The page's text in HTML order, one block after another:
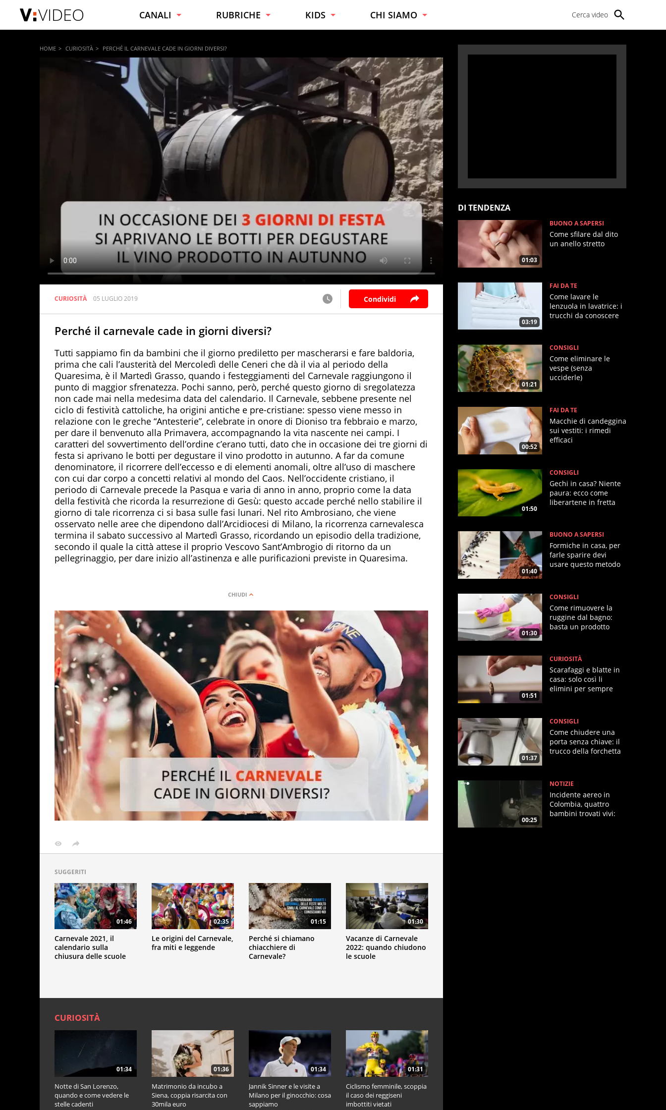
VIDEO CANALI
NOTIZIE
VIRALI
SPORT
INTRATTENIMENTO
SPETTACOLI E VIP
TECNOLOGIA
MOTORI
RUBRICHE
CURIOSITÀ
CONSIGLI
FAI DA TE
BUONO A SAPERSI
CUCINA
SALUTE
KIDS
BAMBINI
RAGAZZI
CHI SIAMO
CONTATTI
Cerca video
HOME CURIOSITÀ PERCHÉ IL CARNEVALE CADE IN GIORNI DIVERSI?
CURIOSITÀ 05 LUGLIO 2019 Condividi
Perché il carnevale cade in giorni diversi?
Tutti sappiamo fin da bambini che il giorno prediletto per mascherarsi e fare baldoria,
prima che cali l’austerità del Mercoledì delle Ceneri che dà il via al periodo della
Quaresima, è il Martedì Grasso, quando i festeggiamenti del Carnevale raggiungono il
punto di maggior sfrenatezza. Pochi sanno, però, perché questo giorno di sregolatezza
non cade mai nella medesima data del calendario. Il Carnevale, sebbene presente nel
ciclo di festività cattoliche, ha origini antiche e pre-cristiane: spesso viene messo in
relazione con le greche “Antesterie”, celebrate in onore di Dioniso tra febbraio e marzo,
per dare il benvenuto alla Primavera, accompagnando la vita nascente nei campi. I
caratteri del sovvertimento dell’ordine c’erano tutti, dato che in occasione dei tre giorni di
festa si aprivano le botti per degustare il vino prodotto in autunno. A far da comune
denominatore, il ricorrere dell’eccesso e di elementi anomali, oltre all’uso di maschere
con cui dar corpo a concetti relativi al mondo del Caos. Nell’occidente cristiano, il
periodo di Carnevale precede la Pasqua e varia di anno in anno, proprio come la data
della festività che ricorda la resurrezione di Gesù: questo accade perché nello stabilire il
giorno di tale ricorrenza ci si basa sulle fasi lunari. Nel rito Ambrosiano, che viene
osservato nelle aree che dipendono dall’Arcidiocesi di Milano, la ricorrenza carnevalesca
termina il sabato successivo al Martedì Grasso, ricordando un episodio della tradizione,
secondo il quale la città attese il proprio Vescovo Sant’Ambrogio di ritorno da un
pellegrinaggio, per dare inizio all’astinenza e alle purificazioni previste in Quaresima.
SUGGERITI
01:46
Carnevale 2021, il
calendario sulla
chiusura delle scuole
02:35
Le origini del Carnevale,
fra miti e leggende
01:15
Perché si chiamano
chiacchiere di
Carnevale?
01:30
Vacanze di Carnevale
2022: quando chiudono
le scuole
CURIOSITÀ
01:34
Notte di San Lorenzo,
quando e come vedere le
stelle cadenti
01:36
Matrimonio da incubo a
Siena, coppia risarcita con
30mila euro
01:34
Jannik Sinner e le visite a
Milano per il ginocchio: cosa
sappiamo
01:31
Ciclismo femminile, scoppia
il caso dei reggiseni
imbottiti vietati
DI TENDENZA
01:03
BUONO A SAPERSI
Come sfilare dal dito
un anello stretto
03:19
FAI DA TE
Come lavare le
lenzuola in lavatrice: i
trucchi da conoscere
01:21
CONSIGLI
Come eliminare le
vespe (senza
ucciderle)
00:52
FAI DA TE
Macchie di candeggina
sui vestiti: i rimedi
efficaci
01:50
CONSIGLI
Gechi in casa? Niente
paura: ecco come
liberartene in fretta
01:40
BUONO A SAPERSI
Formiche in casa, per
farle sparire devi
usare questo metodo
01:30
CONSIGLI
Come rimuovere la
ruggine dal bagno:
basta un prodotto
01:51
CURIOSITÀ
Scarafaggi e blatte in
casa: solo così li
elimini per sempre
01:37
CONSIGLI
Come chiudere una
porta senza chiave: il
trucco della forchetta
00:25
NOTIZIE
Incidente aereo in
Colombia, quattro
bambini trovati vivi: